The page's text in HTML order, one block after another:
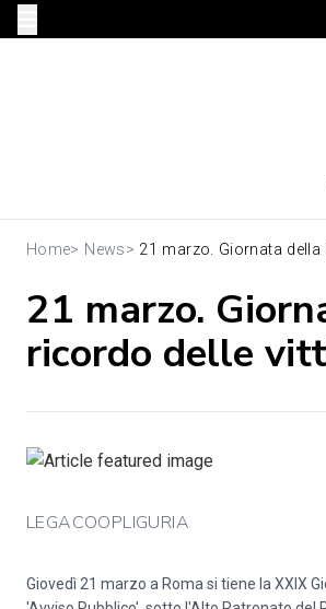
Home> News> 21 marzo. Giornata della
21 marzo.
ricordo delle
LEGACOOPLIGURIA
Giovedì 21 marzo a Roma si tiene la XXIX